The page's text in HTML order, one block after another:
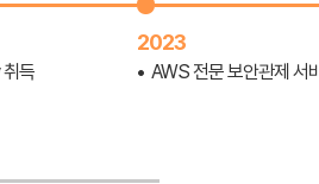
득
2023
AWS 전문 보안관제 서